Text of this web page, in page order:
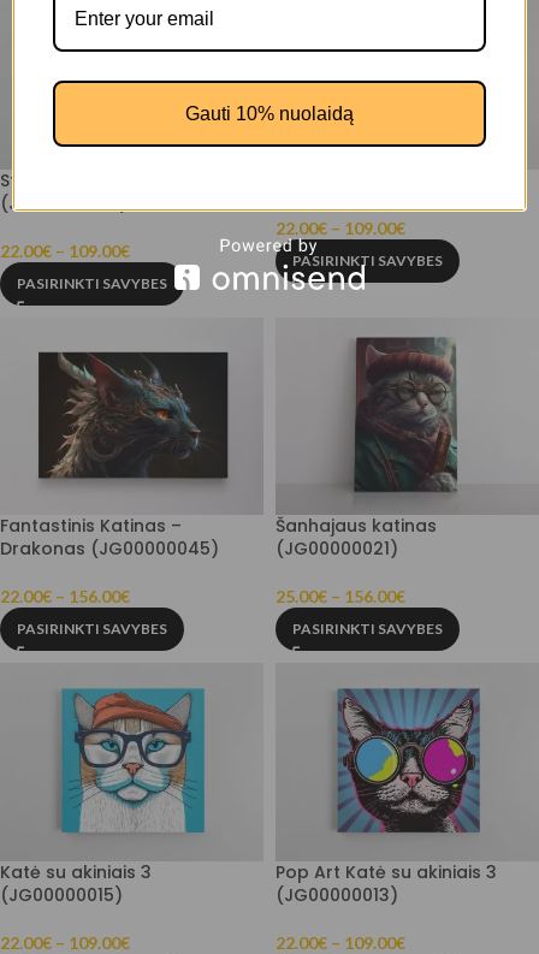
Sfinksai šoka breiką
(JG00002209)
22.00€ – 109.00€
PASIRINKTI SAVYBES
22.00€ – 109.00€
PASIRINKTI SAVYBES
Fantastinis Katinas –
Drakonas (JG00000045)
22.00€ – 156.00€
PASIRINKTI SAVYBES
Šanhajaus katinas
(JG00000021)
25.00€ – 156.00€
PASIRINKTI SAVYBES
Katė su akiniais 3
(JG00000015)
22.00€ – 109.00€
Pop Art Katė su akiniais 3
(JG00000013)
22.00€ – 109.00€
Gauti 10% nuolaidą